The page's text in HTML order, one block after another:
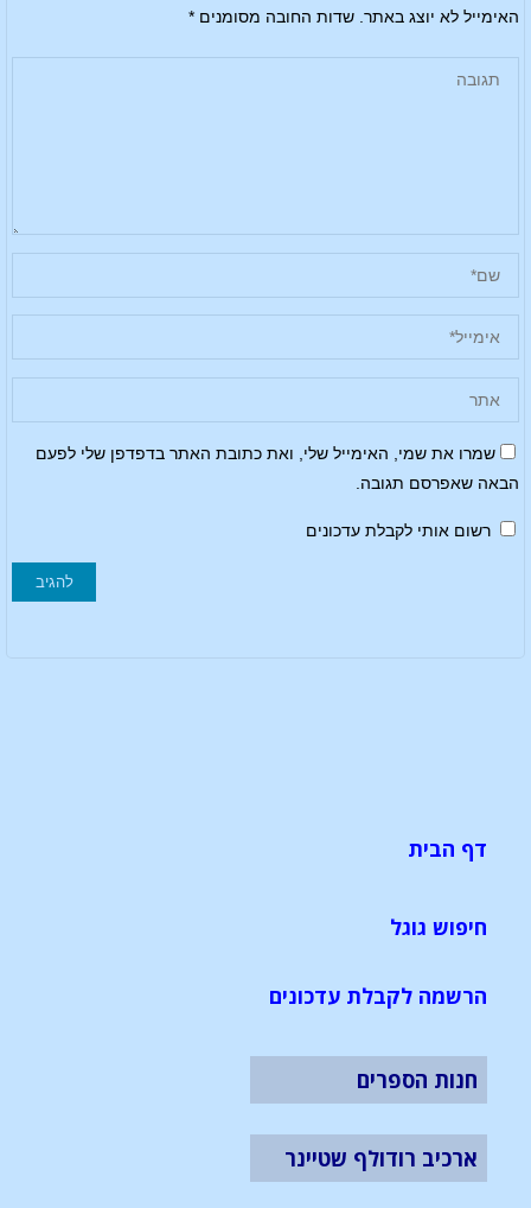
האימייל לא יוצג באתר. שדות החובה מסומנים*
שמרו את שמי, האימייל שלי, ואת כתובת האתר בדפדפן שלי לפעם
הבאה שאפרסם תגובה.
רשום אותי לקבלת עדכונים
דף הבית
חיפוש גוגל
הרשמה לקבלת עדכונים
חנות הספרים
ארכיב רודולף שטיינר